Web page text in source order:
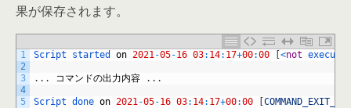
果が保存されます。
1
2
3
4
5
Script started on 2021-05-16 03: 14: 17+00:00 <not
. . . コマンドの出力内容 . . .
Script done on 2021-05-16 03: 14: 17+00:00